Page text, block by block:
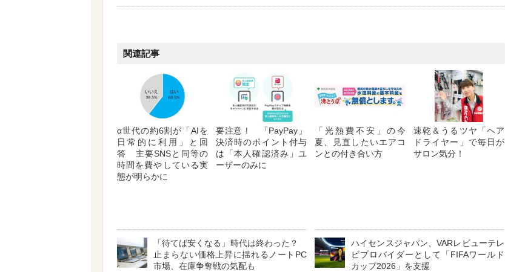
関連記事
α世代の約6割が「AIを
日常的に利用」と回
答 主要SNSと同等の
時間を費やしている実
態が明らかに
要注意！ 「PayPay」
決済時のポイント付与
は「本人確認済み」ユ
ーザーのみに
「光熱費不安」の今
夏、見直したいエアコ
ンとの付き合い方
速乾＆うるツヤ「ヘア
ドライヤー」で毎日が
サロン気分！
「待てば安くなる」時代は終わった？
止まらない価格上昇に揺れるノートPC
市場、在庫争奪戦の気配も
ハイセンスジャパン、VARレビューテレ
ビプロバイダーとして「FIFAワールド
カップ2026」を支援